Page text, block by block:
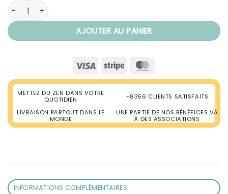
quantité de Collier Prière Bouddhiste Mala "Sommeil"
AJOUTER AU PANIER
Visa Stripe
METTEZ DU ZEN DANS VOTRE
QUOTIDIEN
+8356 CLIENTS SATISFAITS
LIVRAISON PARTOUT DANS LE
MONDE
UNE PARTIE DE NOS BÉNÉFICES VA
À DES ASSOCIATIONS
INFORMATIONS COMPLÉMENTAIRES